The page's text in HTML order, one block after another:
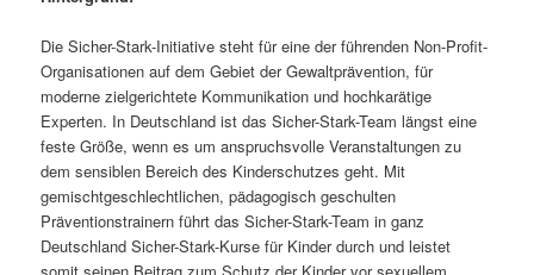
Die Sicher-Stark-Initiative steht für eine der führenden Non-Profit-
Organisationen auf dem Gebiet der Gewaltprävention, für
moderne zielgerichtete Kommunikation und hochkarätige
Experten. In Deutschland ist das Sicher-Stark-Team längst eine
feste Größe, wenn es um anspruchsvolle Veranstaltungen zu
dem sensiblen Bereich des Kinderschutzes geht. Mit
gemischtgeschlechtlichen, pädagogisch geschulten
Präventionstrainern führt das Sicher-Stark-Team in ganz
Deutschland Sicher-Stark-Kurse für Kinder durch und leistet